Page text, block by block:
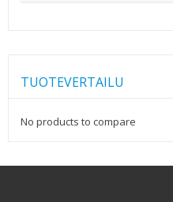
TUOTEVERTAILU
No products to compare